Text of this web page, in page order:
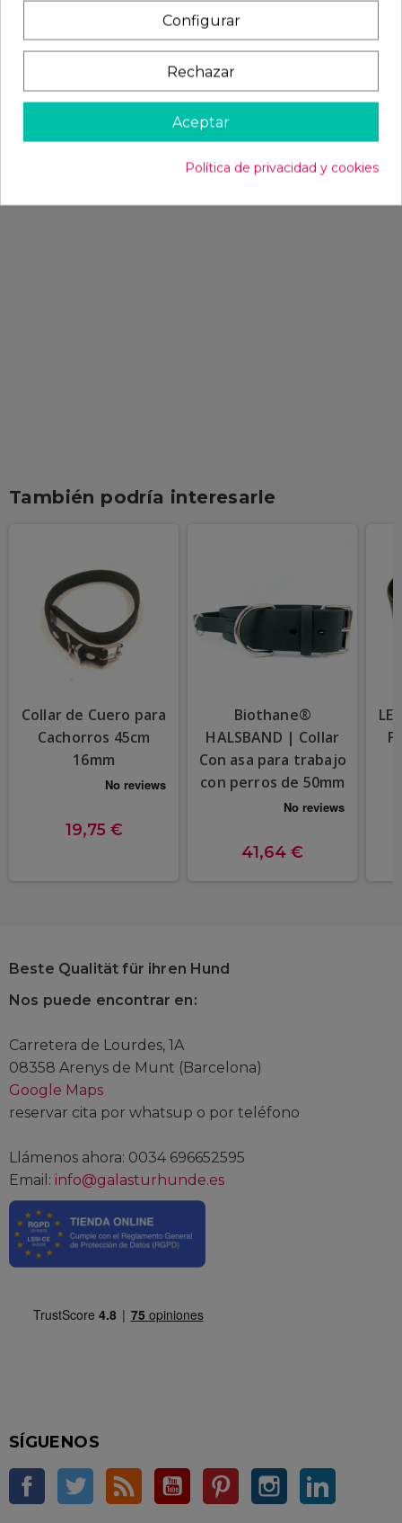
También podría interesarle
Collar de Cuero para
Cachorros 45cm
16mm
19,75 €
Biothane®
HALSBAND | Collar
Con asa para trabajo
con perros de 50mm
41,64 €
Beste Qualität für ihren Hund
Nos puede encontrar en:
Carretera de Lourdes, 1A
08358 Arenys de Munt (Barcelona)
Google Maps
reservar cita por whatsup o por teléfono
Llámenos ahora: 0034 696652595
Email: info@galasturhunde.es
SÍGUENOS
FacebookTwitter Rss YouTubePinterestInstagram
Configurar
Rechazar
Aceptar
Política de privacidad y cookies